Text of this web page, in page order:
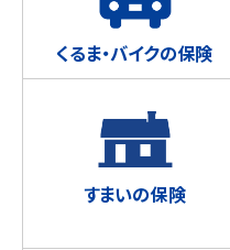
くるま・バイクの保険
すまいの保険